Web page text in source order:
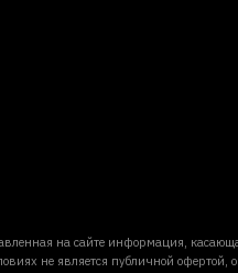
на сайте информация,
не является публичной